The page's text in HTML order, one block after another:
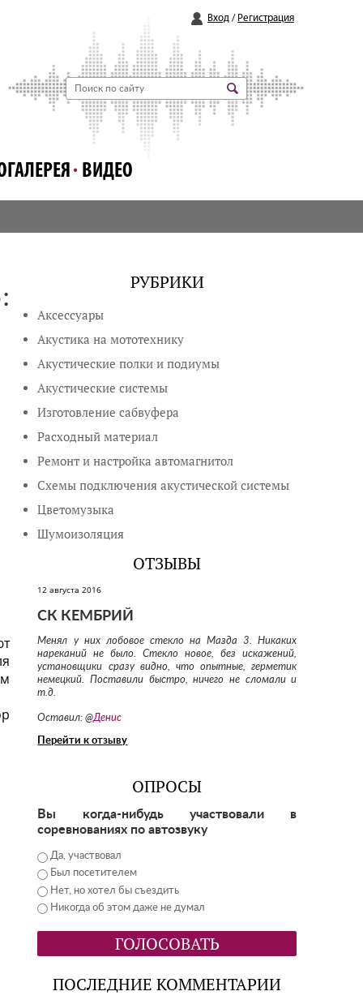
Вход / Регистрация
ВИДЕО
РУБРИКИ
Аксессуары
Акустика на мототехнику
Акустические полки и подиумы
Акустические системы
Изготовление сабвуфера
Расходный материал
Ремонт и настройка автомагнитол
Схемы подключения акустической системы
Цветомузыка
Шумоизоляция
ОТЗЫВЫ
12 августа 2016
СК КЕМБРИЙ
Менял у них лобовое стекло на Мазда 3. Никаких
нареканий не было. Стекло новое, без искажений,
установщики сразу видно, что опытные, герметик
немецкий. Поставили быстро, ничего не сломали и
т.д.
Оставил: @Денис
Перейти к отзыву
ОПРОСЫ
Вы когда-нибудь участвовали в
соревнованиях по автозвуку
Да, участвовал
Был посетителем
Нет, но хотел бы съездить
Никогда об этом даже не думал
ПОСЛЕДНИЕ КОММЕНТАРИИ